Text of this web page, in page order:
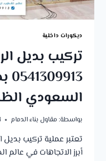
ديكورات داخلية
تركيب بديل
السعودي
بواسطة: مقاول بناء الدمام
تعتبر عملية تركيب
أبرز الاتجاهات في عالم